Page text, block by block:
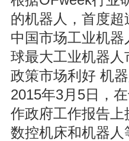
的机器人，首度
中国市场工业机
球最大工业机器人
政策市场利好 机
2015年3月5日，
作政府工作报告上
数控机床和机器